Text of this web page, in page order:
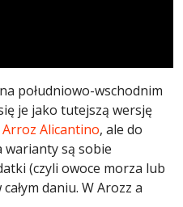
południowo-wschodnim
je jako tutejszą wersję
Arroz Alicantino, ale do
warianty są sobie
(czyli owoce morza lub
daniu. W Arozz a